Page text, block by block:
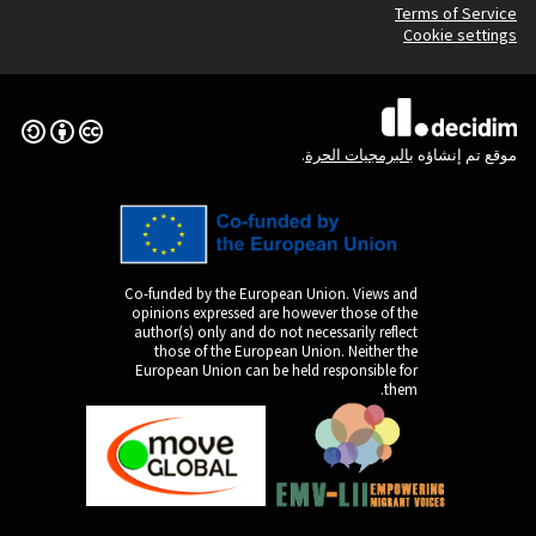
Co-funded by the
opinions expressed
author(s) only and do
those of the
European Union can